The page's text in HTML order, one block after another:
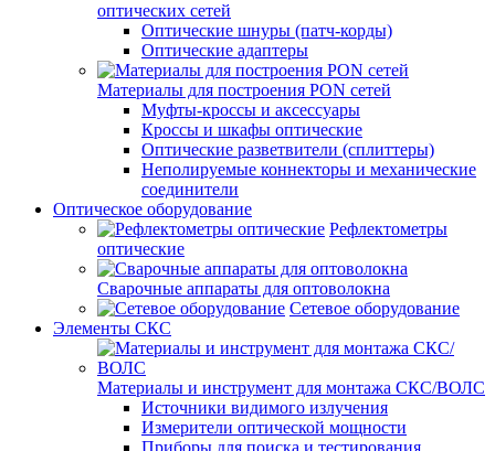
оптических сетей
Оптические шнуры (патч-корды)
Оптические адаптеры
Материалы для построения PON сетей
Муфты-кроссы и аксессуары
Кроссы и шкафы оптические
Оптические разветвители (сплиттеры)
Неполируемые коннекторы и механические
соединители
Оптическое оборудование
Рефлектометры
оптические
Сварочные аппараты для оптоволокна
Сетевое оборудование
Элементы СКС
Материалы и инструмент для монтажа СКС/ВОЛС
Источники видимого излучения
Измерители оптической мощности
Приборы для поиска и тестирования